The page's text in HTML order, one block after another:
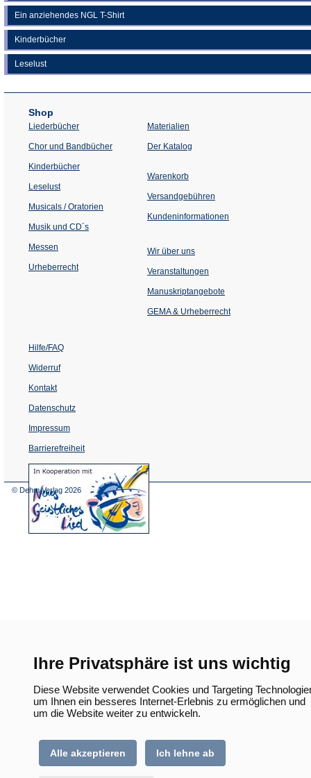
Ihre Privatsphäre ist uns wichtig
Diese Website verwendet Cookies und Targeting
um Ihnen ein besseres Internet-Erlebnis zu ermöglichen und
um die Website weiter zu entwickeln.
Alle akzeptieren Ich lehne ab
Ein anziehendes NGL T-Shirt
Kinderbücher
Leselust
Shop
Liederbücher
Chor und Bandbücher
Kinderbücher
Leselust
Musicals / Oratorien
Musik und CD´s
Messen
Urheberrecht
Materialien
Der Katalog
Warenkorb
Versandgebühren
Kundeninformationen
Wir über uns
Veranstaltungen
einem
Tab)
Manuskriptangebote
GEMA & Urheberrecht
Hilfe/FAQ
Widerruf
Kontakt
Datenschutz
Impressum
Barrierefreiheit
(Öffnet
in
© Dehm Verlag 2026